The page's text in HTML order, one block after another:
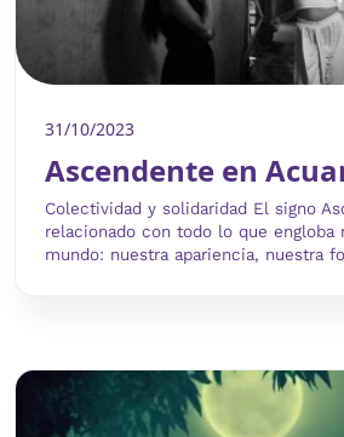
31/10/2023
Ascendente en
Colectividad y solidaridad El signo
relacionado con todo lo que engloba
mundo: nuestra apariencia, nuestra